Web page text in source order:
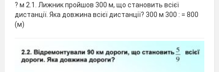
? м 2.1. Лижник пройшов 300 м, що становить всієї
дистанції. Яка довжина всієї дистанції? 300 м 300 : = 800
(м)